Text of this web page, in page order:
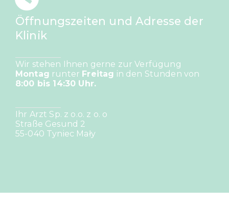
Öffnungszeiten und Adresse der
Klinik
Wir stehen Ihnen gerne zur Verfügung
Montag runter Freitag in den Stunden von
8:00 bis 14:30 Uhr.
Ihr Arzt Sp. z o.o. z o. o
Straße Gesund 2
55-040 Tyniec Mały